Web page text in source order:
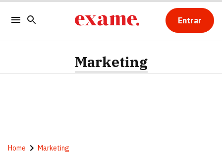
Entrar
Marketing
Home Marketing